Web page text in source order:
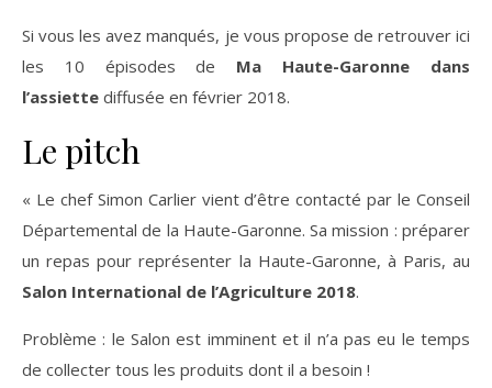
Si vous les avez manqués, je vous propose de retrouver ici
les 10 épisodes de Ma Haute-Garonne dans
l’assiette diffusée en février 2018.
Le pitch
« Le chef Simon Carlier vient d’être contacté par le Conseil
Départemental de la Haute-Garonne. Sa mission : préparer
un repas pour représenter la Haute-Garonne, à Paris, au
Salon International de l’Agriculture 2018.
Problème : le Salon est imminent et il n’a pas eu le temps
de collecter tous les produits dont il a besoin !